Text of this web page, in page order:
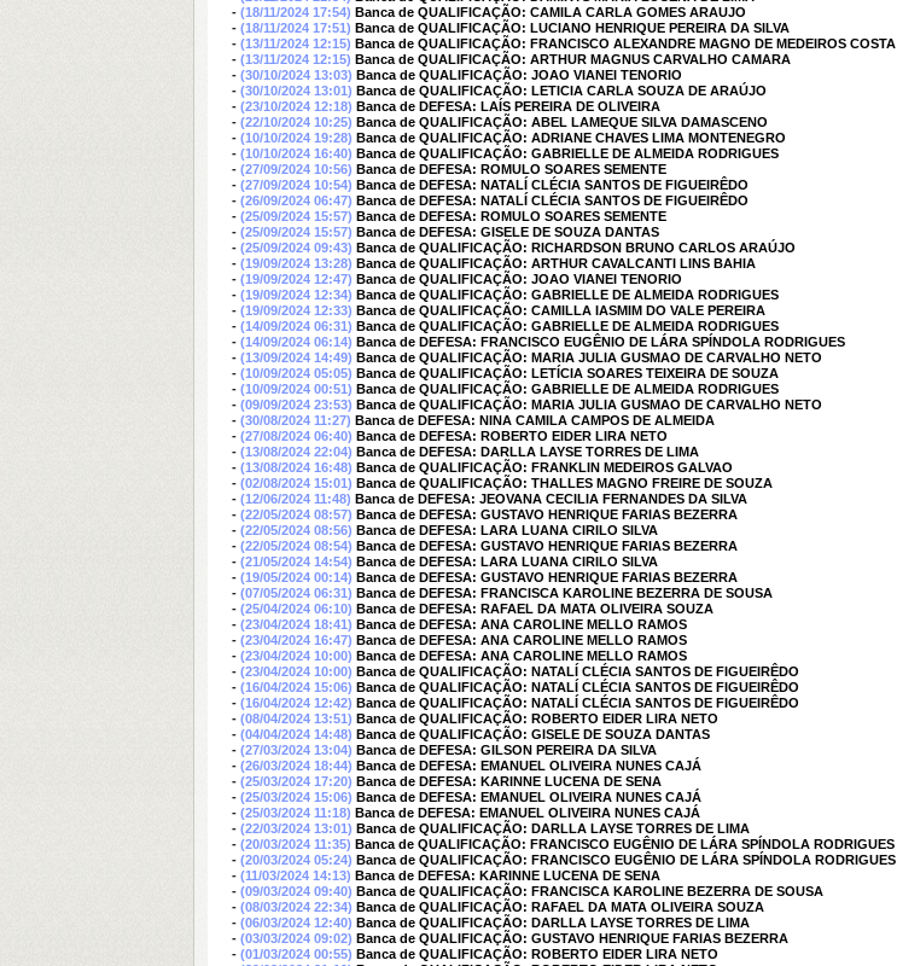
- (18/11/2024 17:54) Banca de QUALIFICAÇÃO: CAMILA CARLA GOMES ARAUJO
- (18/11/2024 17:51) Banca de QUALIFICAÇÃO: LUCIANO HENRIQUE PEREIRA DA SILVA
- (13/11/2024 12:15) Banca de QUALIFICAÇÃO: FRANCISCO ALEXANDRE MAGNO DE MEDEIROS COSTA
- (13/11/2024 12:15) Banca de QUALIFICAÇÃO: ARTHUR MAGNUS CARVALHO CAMARA
- (30/10/2024 13:03) Banca de QUALIFICAÇÃO: JOAO VIANEI TENORIO
- (30/10/2024 13:01) Banca de QUALIFICAÇÃO: LETICIA CARLA SOUZA DE ARAÚJO
- (23/10/2024 12:18) Banca de DEFESA: LAÍS PEREIRA DE OLIVEIRA
- (22/10/2024 10:25) Banca de QUALIFICAÇÃO: ABEL LAMEQUE SILVA DAMASCENO
- (10/10/2024 19:28) Banca de QUALIFICAÇÃO: ADRIANE CHAVES LIMA MONTENEGRO
- (10/10/2024 16:40) Banca de QUALIFICAÇÃO: GABRIELLE DE ALMEIDA RODRIGUES
- (27/09/2024 10:56) Banca de DEFESA: ROMULO SOARES SEMENTE
- (27/09/2024 10:54) Banca de DEFESA: NATALÍ CLÉCIA SANTOS DE FIGUEIRÊDO
- (26/09/2024 06:47) Banca de DEFESA: NATALÍ CLÉCIA SANTOS DE FIGUEIRÊDO
- (25/09/2024 15:57) Banca de DEFESA: ROMULO SOARES SEMENTE
- (25/09/2024 15:57) Banca de DEFESA: GISELE DE SOUZA DANTAS
- (25/09/2024 09:43) Banca de QUALIFICAÇÃO: RICHARDSON BRUNO CARLOS ARAÚJO
- (19/09/2024 13:28) Banca de QUALIFICAÇÃO: ARTHUR CAVALCANTI LINS BAHIA
- (19/09/2024 12:47) Banca de QUALIFICAÇÃO: JOAO VIANEI TENORIO
- (19/09/2024 12:34) Banca de QUALIFICAÇÃO: GABRIELLE DE ALMEIDA RODRIGUES
- (19/09/2024 12:33) Banca de QUALIFICAÇÃO: CAMILLA IASMIM DO VALE PEREIRA
- (14/09/2024 06:31) Banca de QUALIFICAÇÃO: GABRIELLE DE ALMEIDA RODRIGUES
- (14/09/2024 06:14) Banca de DEFESA: FRANCISCO EUGÊNIO DE LÁRA SPÍNDOLA RODRIGUES
- (13/09/2024 14:49) Banca de QUALIFICAÇÃO: MARIA JULIA GUSMAO DE CARVALHO NETO
- (10/09/2024 05:05) Banca de QUALIFICAÇÃO: LETÍCIA SOARES TEIXEIRA DE SOUZA
- (10/09/2024 00:51) Banca de QUALIFICAÇÃO: GABRIELLE DE ALMEIDA RODRIGUES
- (09/09/2024 23:53) Banca de QUALIFICAÇÃO: MARIA JULIA GUSMAO DE CARVALHO NETO
- (30/08/2024 11:27) Banca de DEFESA: NINA CAMILA CAMPOS DE ALMEIDA
- (27/08/2024 06:40) Banca de DEFESA: ROBERTO EIDER LIRA NETO
- (13/08/2024 22:04) Banca de DEFESA: DARLLA LAYSE TORRES DE LIMA
- (13/08/2024 16:48) Banca de QUALIFICAÇÃO: FRANKLIN MEDEIROS GALVAO
- (02/08/2024 15:01) Banca de QUALIFICAÇÃO: THALLES MAGNO FREIRE DE SOUZA
- (12/06/2024 11:48) Banca de DEFESA: JEOVANA CECILIA FERNANDES DA SILVA
- (22/05/2024 08:57) Banca de DEFESA: GUSTAVO HENRIQUE FARIAS BEZERRA
- (22/05/2024 08:56) Banca de DEFESA: LARA LUANA CIRILO SILVA
- (22/05/2024 08:54) Banca de DEFESA: GUSTAVO HENRIQUE FARIAS BEZERRA
- (21/05/2024 14:54) Banca de DEFESA: LARA LUANA CIRILO SILVA
- (19/05/2024 00:14) Banca de DEFESA: GUSTAVO HENRIQUE FARIAS BEZERRA
- (07/05/2024 06:31) Banca de DEFESA: FRANCISCA KAROLINE BEZERRA DE SOUSA
- (25/04/2024 06:10) Banca de DEFESA: RAFAEL DA MATA OLIVEIRA SOUZA
- (23/04/2024 18:41) Banca de DEFESA: ANA CAROLINE MELLO RAMOS
- (23/04/2024 16:47) Banca de DEFESA: ANA CAROLINE MELLO RAMOS
- (23/04/2024 10:00) Banca de DEFESA: ANA CAROLINE MELLO RAMOS
- (23/04/2024 10:00) Banca de QUALIFICAÇÃO: NATALÍ CLÉCIA SANTOS DE FIGUEIRÊDO
- (16/04/2024 15:06) Banca de QUALIFICAÇÃO: NATALÍ CLÉCIA SANTOS DE FIGUEIRÊDO
- (16/04/2024 12:42) Banca de QUALIFICAÇÃO: NATALÍ CLÉCIA SANTOS DE FIGUEIRÊDO
- (08/04/2024 13:51) Banca de QUALIFICAÇÃO: ROBERTO EIDER LIRA NETO
- (04/04/2024 14:48) Banca de QUALIFICAÇÃO: GISELE DE SOUZA DANTAS
- (27/03/2024 13:04) Banca de DEFESA: GILSON PEREIRA DA SILVA
- (26/03/2024 18:44) Banca de DEFESA: EMANUEL OLIVEIRA NUNES CAJÁ
- (25/03/2024 17:20) Banca de DEFESA: KARINNE LUCENA DE SENA
- (25/03/2024 15:06) Banca de DEFESA: EMANUEL OLIVEIRA NUNES CAJÁ
- (25/03/2024 11:18) Banca de DEFESA: EMANUEL OLIVEIRA NUNES CAJÁ
- (22/03/2024 13:01) Banca de QUALIFICAÇÃO: DARLLA LAYSE TORRES DE LIMA
- (20/03/2024 11:35) Banca de QUALIFICAÇÃO: FRANCISCO EUGÊNIO DE LÁRA SPÍNDOLA RODRIGUES
- (20/03/2024 05:24) Banca de QUALIFICAÇÃO: FRANCISCO EUGÊNIO DE LÁRA SPÍNDOLA RODRIGUES
- (11/03/2024 14:13) Banca de DEFESA: KARINNE LUCENA DE SENA
- (09/03/2024 09:40) Banca de QUALIFICAÇÃO: FRANCISCA KAROLINE BEZERRA DE SOUSA
- (08/03/2024 22:34) Banca de QUALIFICAÇÃO: RAFAEL DA MATA OLIVEIRA SOUZA
- (06/03/2024 12:40) Banca de QUALIFICAÇÃO: DARLLA LAYSE TORRES DE LIMA
- (03/03/2024 09:02) Banca de QUALIFICAÇÃO: GUSTAVO HENRIQUE FARIAS BEZERRA
- (01/03/2024 00:55) Banca de QUALIFICAÇÃO: ROBERTO EIDER LIRA NETO